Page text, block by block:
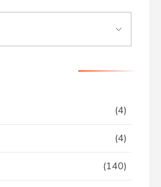
(4)
(4)
(140)